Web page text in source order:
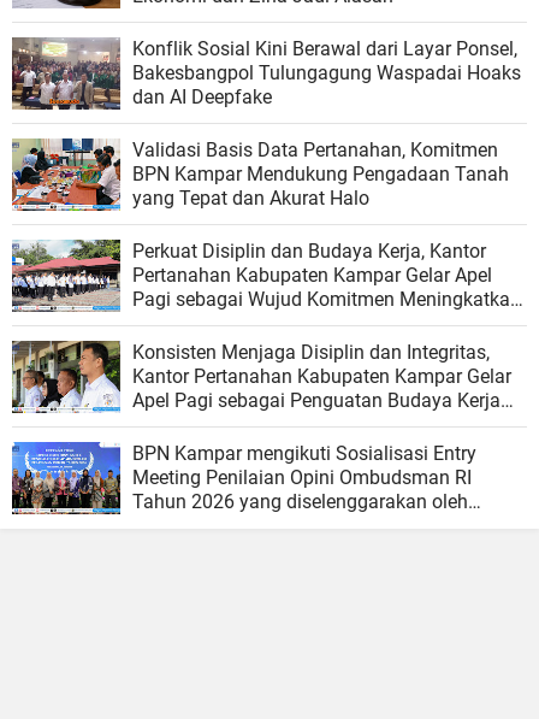
Konflik Sosial Kini Berawal dari Layar Ponsel,
Bakesbangpol Tulungagung Waspadai Hoaks
dan AI Deepfake
Validasi Basis Data Pertanahan, Komitmen
BPN Kampar Mendukung Pengadaan Tanah
yang Tepat dan Akurat Halo
Perkuat Disiplin dan Budaya Kerja, Kantor
Pertanahan Kabupaten Kampar Gelar Apel
Pagi sebagai Wujud Komitmen Meningkatkan
Kualitas Pelayanan
Konsisten Menjaga Disiplin dan Integritas,
Kantor Pertanahan Kabupaten Kampar Gelar
Apel Pagi sebagai Penguatan Budaya Kerja
Organisasi
BPN Kampar mengikuti Sosialisasi Entry
Meeting Penilaian Opini Ombudsman RI
Tahun 2026 yang diselenggarakan oleh